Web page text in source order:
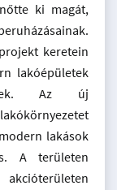
ki magát,
keretein
lakóépületek
Az új
lakások
A területen